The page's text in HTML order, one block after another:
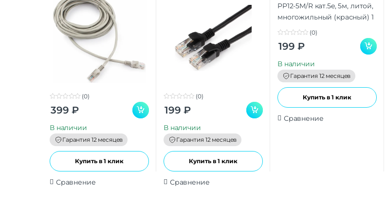
o
o
(0)
399 ₽
В наличии
Гарантия 12 месяцев
Купить в 1 клик
Сравнение
o
(0)
199 ₽
В наличии
Гарантия 12 месяцев
Купить в 1 клик
Сравнение
o
(0)
199 ₽
В наличии
Гарантия 12 месяцев
Купить в 1 клик
Сравнение